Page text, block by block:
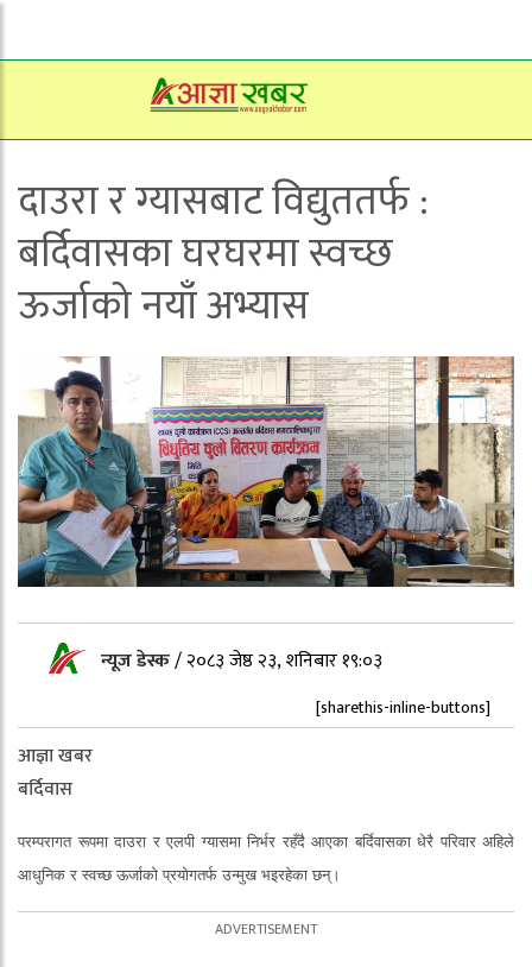
दाउरा र ग्यासबाट विद्युततर्फ :
बर्दिवासका घरघरमा स्वच्छ
ऊर्जाको नयाँ अभ्यास
न्यूज डेस्क/२०८३ जेष्ठ २३, शनिबार १९:०३
[sharethis-inline-buttons]
आज्ञा खबर
बर्दिवास
परम्परागत रूपमा दाउरा र एलपी ग्यासमा निर्भर रहँदै आएका बर्दिवासका धेरै परिवार अहिले
आधुनिक र स्वच्छ ऊर्जाको प्रयोगतर्फ उन्मुख भइरहेका छन्।